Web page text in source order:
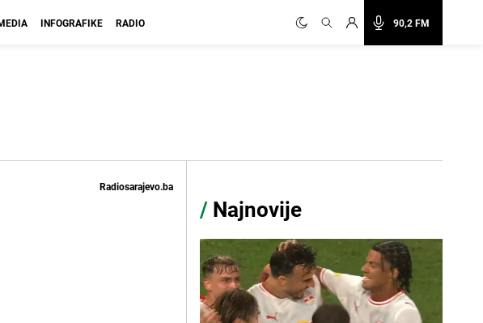
90,2 FM
INFOGRAFIKE RADIO
Radiosarajevo.ba
/ Najnovije